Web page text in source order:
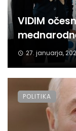
VIDIM
27. januarja,
POLITIKA